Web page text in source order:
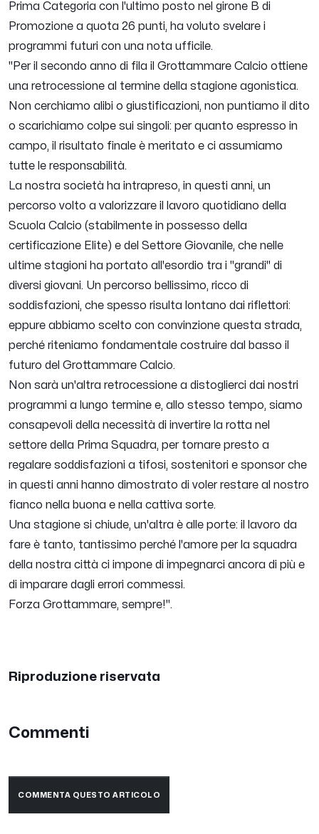
Prima Categoria con l'ultimo posto nel girone B di
Promozione a quota 26 punti, ha voluto svelare i
programmi futuri con una nota ufficile.
" Per il secondo anno di fila il Grottammare Calcio ottiene
una retrocessione al termine della stagione agonistica.
Non cerchiamo alibi o giustificazioni, non puntiamo il dito
o scarichiamo colpe sui singoli: per quanto espresso in
campo, il risultato finale è meritato e ci assumiamo
tutte le responsabilità.
La nostra società ha intrapreso, in questi anni, un
percorso volto a valorizzare il lavoro quotidiano della
Scuola Calcio (stabilmente in possesso della
certificazione Elite) e del Settore Giovanile, che nelle
ultime stagioni ha portato all'esordio tra i "grandi" di
diversi giovani. Un percorso bellissimo, ricco di
soddisfazioni, che spesso risulta lontano dai riflettori:
eppure abbiamo scelto con convinzione questa strada,
perché riteniamo fondamentale costruire dal basso il
futuro del Grottammare Calcio.
Non sarà un'altra retrocessione a distoglierci dai nostri
programmi a lungo termine e, allo stesso tempo, siamo
consapevoli della necessità di invertire la rotta nel
settore della Prima Squadra, per tornare presto a
regalare soddisfazioni a tifosi, sostenitori e sponsor che
in questi anni hanno dimostrato di voler restare al nostro
fianco nella buona e nella cattiva sorte.
Una stagione si chiude, un'altra è alle porte: il lavoro da
fare è tanto, tantissimo perché l'amore per la squadra
della nostra città ci impone di impegnarci ancora di più e
di imparare dagli errori commessi.
Forza Grottammare, sempre!".
Riproduzione riservata
Commenti
COMMENTA QUESTO ARTICOLO